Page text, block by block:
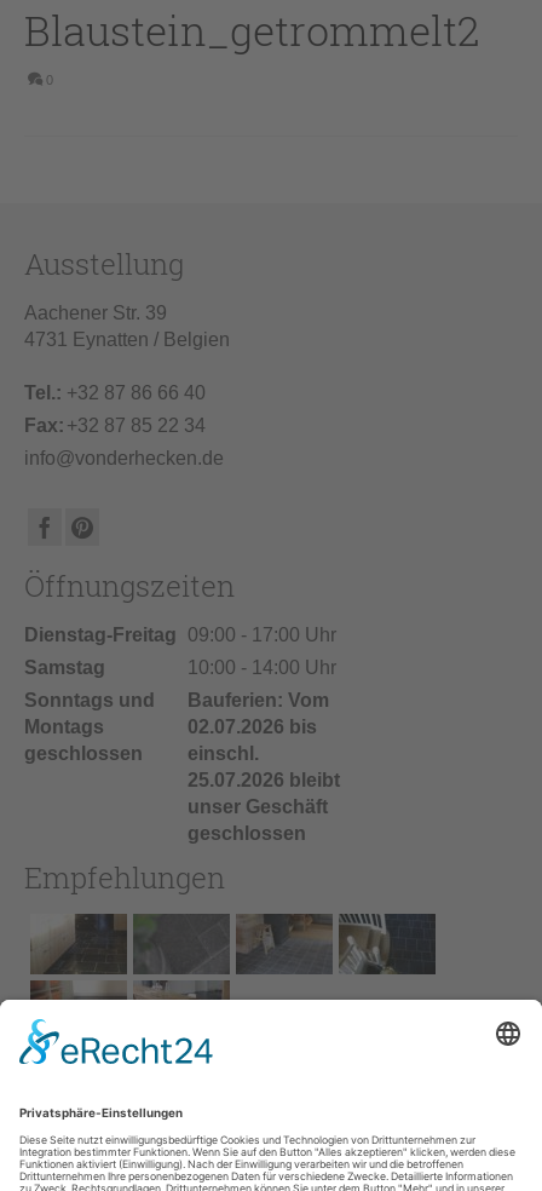
Blaustein_getrommelt2
0
Ausstellung
Aachener Str. 39
4731 Eynatten / Belgien
Tel.: +32 87 86 66 40
Fax: +32 87 85 22 34
info@vonderhecken.de
Öffnungszeiten
Dienstag-Freitag
09:00 - 17:00 Uhr
Samstag
10:00 - 14:00 Uhr
Sonntags und
Montags
geschlossen
Bauferien: Vom
02.07.2026 bis
einschl.
25.07.2026 bleibt
unser Geschäft
geschlossen
Empfehlungen
Impressum
AGB